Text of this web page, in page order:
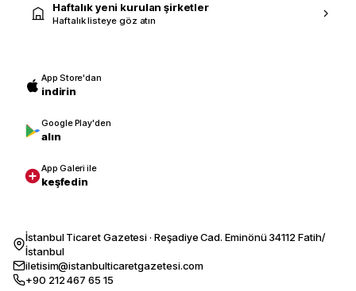
Haftalık yeni kurulan şirketler
Haftalık listeye göz atın
App Store'dan
indirin
Google Play'den
alın
App Galeri ile
keşfedin
İstanbul Ticaret Gazetesi · Reşadiye Cad. Eminönü 34112 Fatih/
İstanbul
iletisim@istanbulticaretgazetesi.com
+90 212 467 65 15